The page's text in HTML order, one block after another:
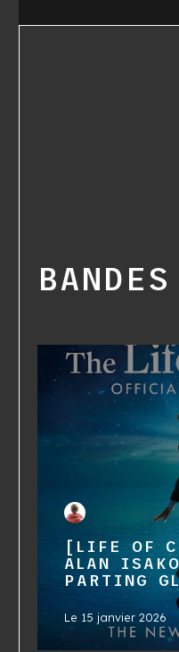
[LIFE OF
ALAN
PARTING
Le 15 janvier 2026